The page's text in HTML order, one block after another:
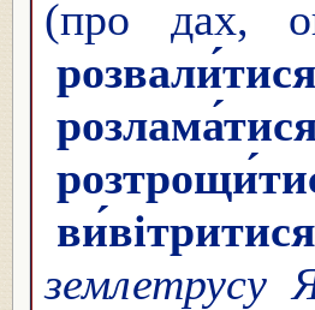
(про дах,
розвали́тися
ви́вітритися
землетрусу